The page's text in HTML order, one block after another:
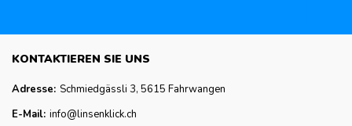
KONTAKTIEREN SIE UNS
Adresse: Schmiedgässli 3, 5615 Fahrwangen
E-Mail: info@linsenklick.ch